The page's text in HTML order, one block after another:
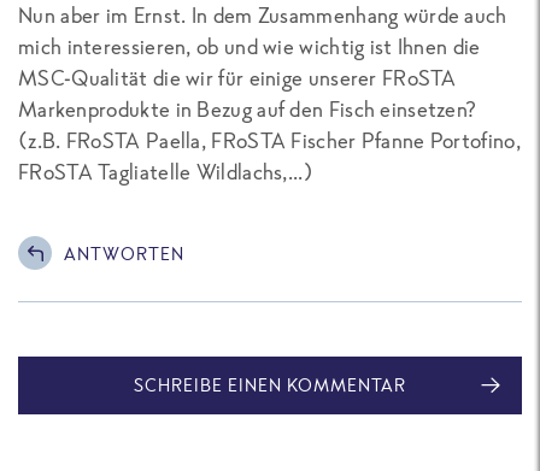
Nun aber im Ernst. In dem Zusammenhang würde auch
mich interessieren, ob und wie wichtig ist Ihnen die
MSC-Qualität die wir für einige unserer FRoSTA
Markenprodukte in Bezug auf den Fisch einsetzen?
(z.B. FRoSTA Paella, FRoSTA Fischer Pfanne Portofino,
FRoSTA Tagliatelle Wildlachs,...)
ANTWORTEN
SCHREIBE EINEN KOMMENTAR